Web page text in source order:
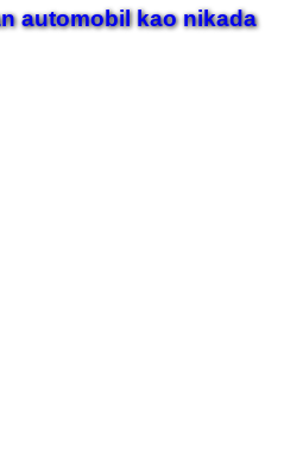
automobil kao nikada